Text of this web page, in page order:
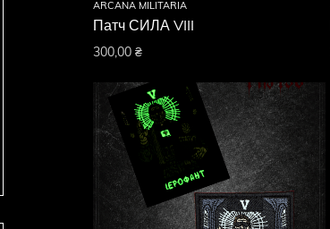
ARCANA MILITARIA
Патч СИЛА VIII
300,00₴